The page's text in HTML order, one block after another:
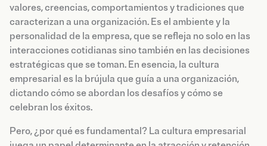
valores, creencias, comportamientos y tradiciones que
caracterizan a una organización. Es el ambiente y la
personalidad de la empresa, que se refleja no solo en las
interacciones cotidianas sino también en las decisiones
estratégicas que se toman. En esencia, la cultura
empresarial es la brújula que guía a una organización,
dictando cómo se abordan los desafíos y cómo se
celebran los éxitos.
Pero, ¿por qué es fundamental? La cultura empresarial